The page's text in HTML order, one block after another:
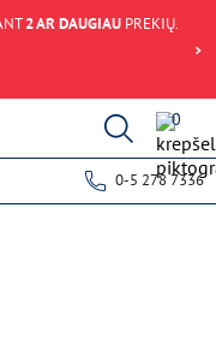
2 AR DAUGIAUPREKIŲ.
0
0-5 278 7336